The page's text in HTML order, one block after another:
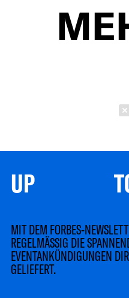
UP
MIT DEM FORBES-
REGELMÄSSIG DIE
EVENTANKÜNDIGUNGEN
GELIEFERT.